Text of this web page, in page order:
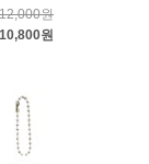
12,000원
10,800원